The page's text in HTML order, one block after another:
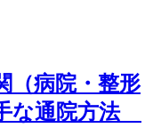
（病院・整形
な通院方法